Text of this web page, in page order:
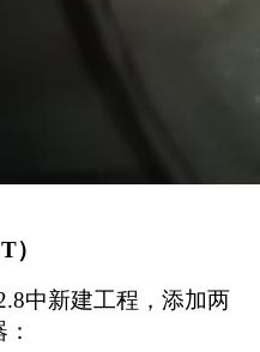
）
中新建工程，添加两